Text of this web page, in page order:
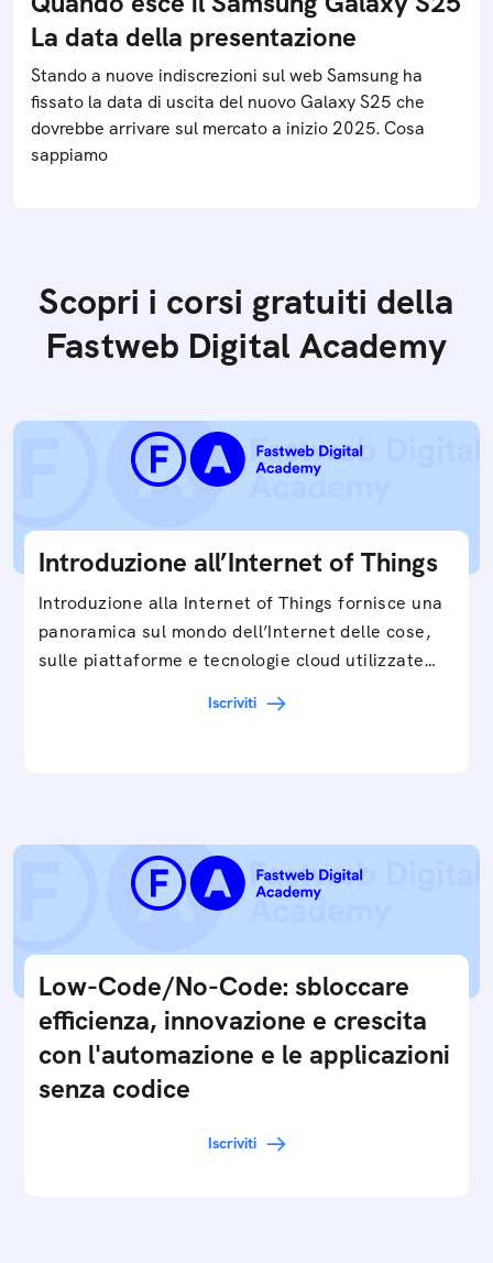
La data della presentazione
Stando a nuove indiscrezioni sul web Samsung ha
fissato la data di uscita del nuovo Galaxy S25 che
dovrebbe arrivare sul mercato a inizio 2025. Cosa
sappiamo
Scopri i corsi gratuiti della
Fastweb Digital Academy
Introduzione all’Internet of Things
Introduzione alla Internet of Things fornisce una
panoramica sul mondo dell’Internet delle cose,
sulle piattaforme e tecnologie cloud utilizzate
Iscriviti
Low-Code/No-Code: sbloccare
efficienza, innovazione e crescita
con l'automazione e le applicazioni
senza codice
Iscriviti